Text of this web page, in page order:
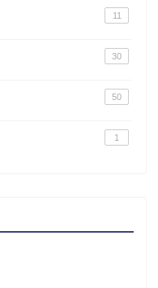
11
30
50
1